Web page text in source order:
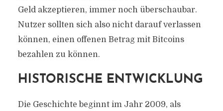
Geld akzeptieren, immer noch überschaubar.
Nutzer sollten sich also nicht darauf verlassen
können, einen offenen Betrag mit Bitcoins
bezahlen zu können.
HISTORISCHE ENTWICKLUNG
Die Geschichte beginnt im Jahr 2009, als